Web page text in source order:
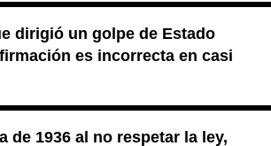
dirigió un golpe de Estado
es incorrecta en casi
de 1936 al no respetar la ley,